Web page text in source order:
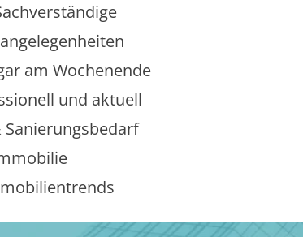
am Wochenende
und aktuell
Sanierungsbedarf